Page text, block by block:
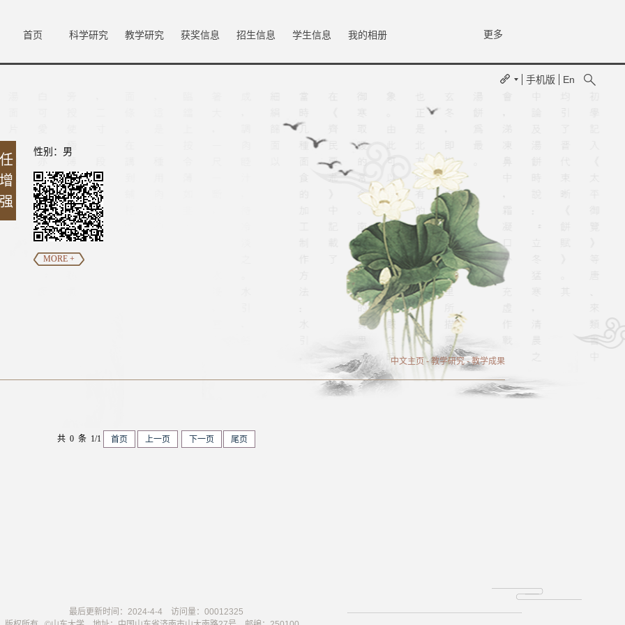
首页 科学研究 教学研究 获奖信息 招生信息 学生信息 我的相册 更多
手机版 En
性别：男
MORE +
中文主页 -教学研究-教学成果
共 0 条 1/1 首页 上一页 下一页 尾页
最后更新时间： 2024-4-4 访问量： 00012325